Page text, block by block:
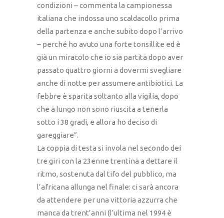
condizioni – commenta la campionessa
italiana che indossa uno scaldacollo prima
della partenza e anche subito dopo l’arrivo
– perché ho avuto una forte tonsillite ed è
già un miracolo che io sia partita dopo aver
passato quattro giorni a dovermi svegliare
anche di notte per assumere antibiotici. La
febbre è sparita soltanto alla vigilia, dopo
che a lungo non sono riuscita a tenerla
sotto i 38 gradi, e allora ho deciso di
gareggiare”.
La coppia di testa si invola nel secondo dei
tre giri con la 23enne trentina a dettare il
ritmo, sostenuta dal tifo del pubblico, ma
l’africana allunga nel finale: ci sarà ancora
da attendere per una vittoria azzurra che
manca da trent’anni (l’ultima nel 1994 è